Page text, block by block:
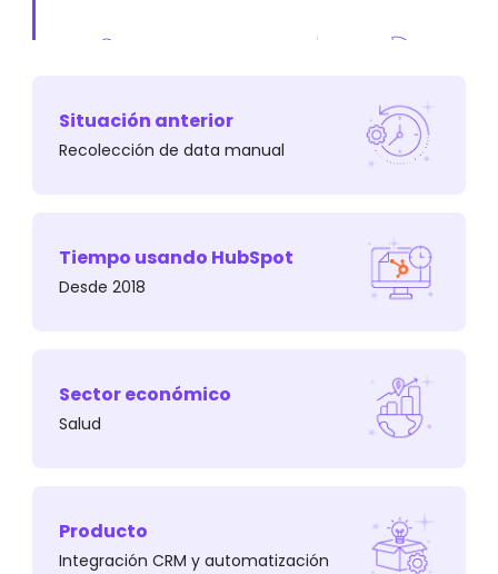
Además, querían acceder a una data
como visualizar los envíos de una línea de
negocio específica;
Situación anterior
Recolección de data manual
Tiempo usando HubSpot
Desde 2018
Sector económico
Salud
Producto
Integración CRM y automatización